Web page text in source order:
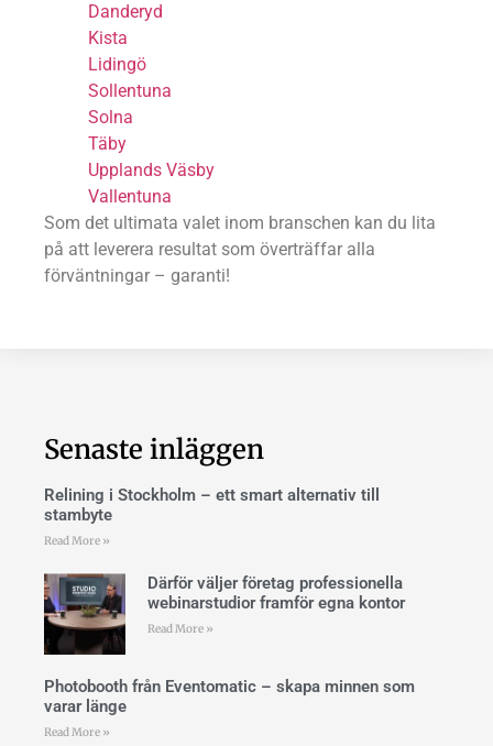
Danderyd
Kista
Lidingö
Sollentuna
Solna
Täby
Upplands Väsby
Vallentuna
Som det ultimata valet inom branschen kan du lita
på att leverera resultat som överträffar alla
förväntningar – garanti!
Senaste inläggen
Relining i Stockholm – ett smart alternativ till
stambyte
Read More »
Därför väljer företag professionella
webinarstudior framför egna kontor
Read More »
Photobooth från Eventomatic – skapa minnen som
varar länge
Read More »